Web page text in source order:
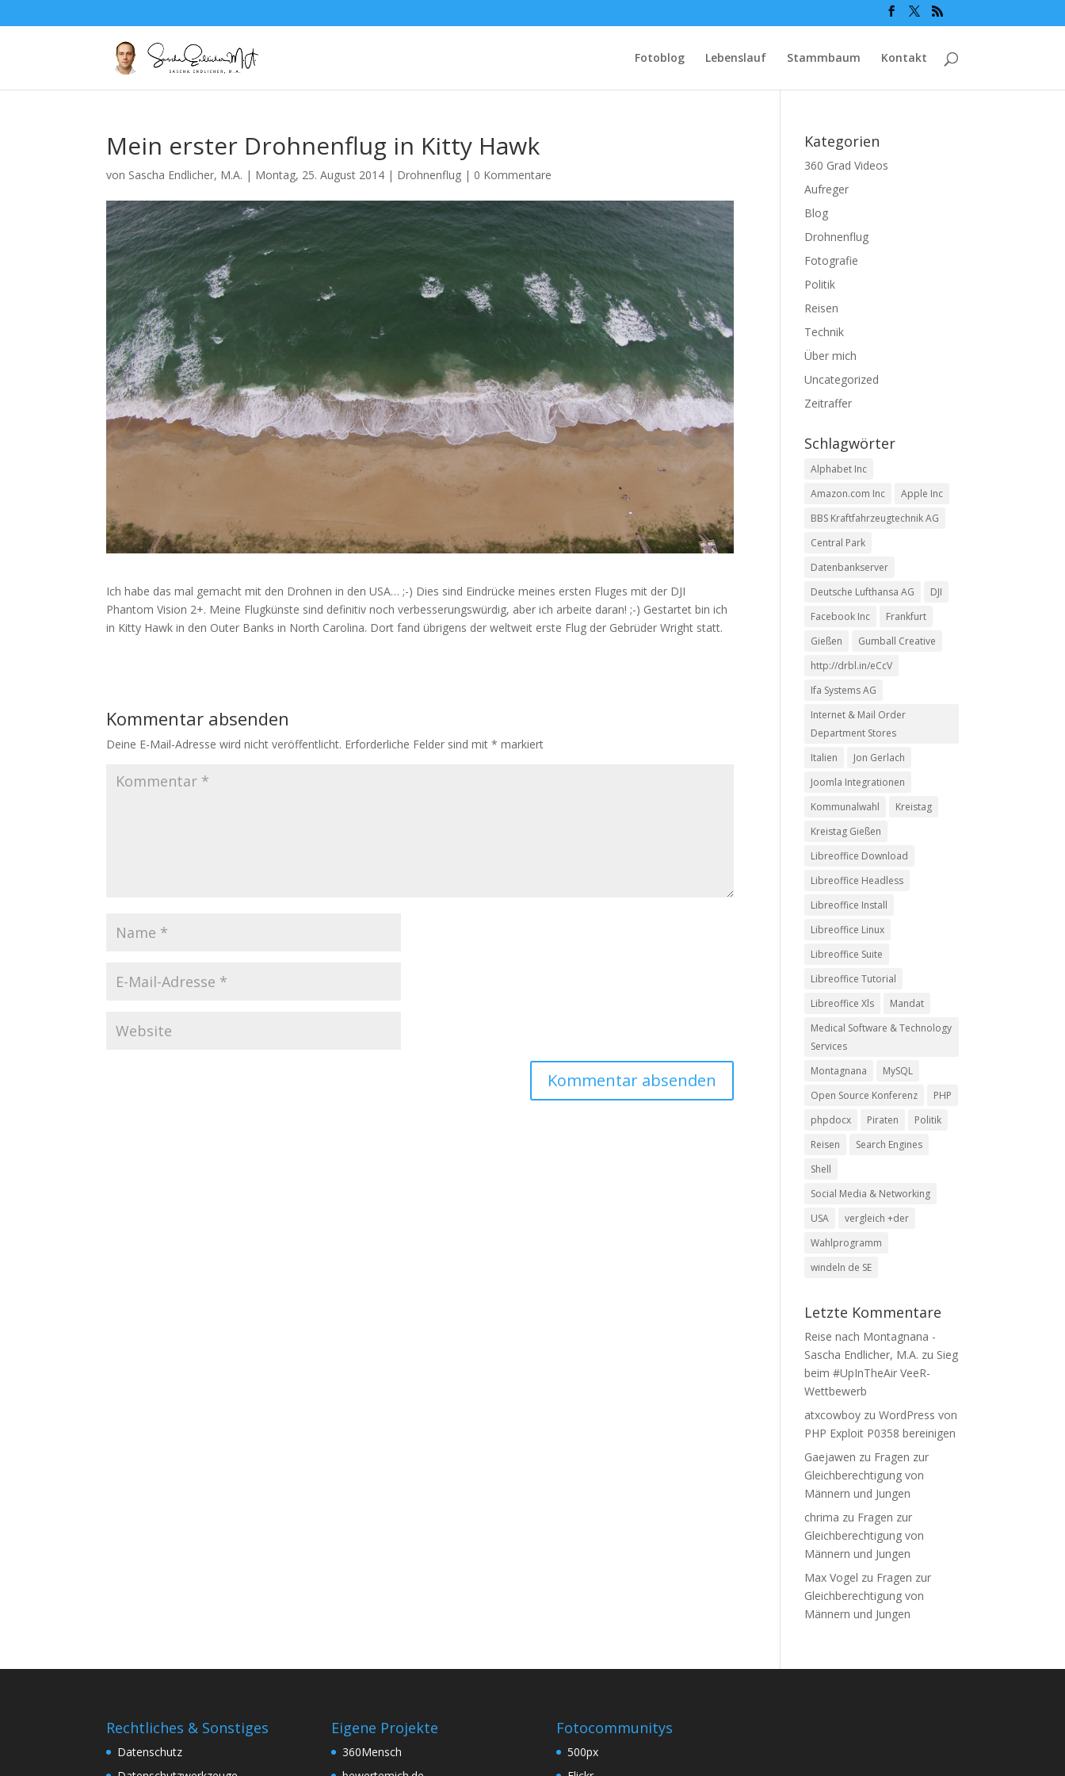
Fotoblog Lebenslauf Stammbaum Kontakt
Mein erster Drohnenflug in Kitty Hawk
von Sascha Endlicher, M.A. | Montag, 25. August 2014 | Drohnenflug | 0 Kommentare
Ich habe das mal gemacht mit den Drohnen in den USA… ;-) Dies sind Eindrücke meines ersten Fluges mit der DJI
Phantom Vision 2+. Meine Flugkünste sind definitiv noch verbesserungswürdig, aber ich arbeite daran! ;-) Gestartet bin ich
in Kitty Hawk in den Outer Banks in North Carolina. Dort fand übrigens der weltweit erste Flug der Gebrüder Wright statt.
Kommentar absenden
Deine E-Mail-Adresse wird nicht veröffentlicht. Erforderliche Felder sind mit* markiert
Kategorien
360 Grad Videos
Aufreger
Blog
Drohnenflug
Fotografie
Politik
Reisen
Technik
Über mich
Uncategorized
Zeitraffer
Schlagwörter
Alphabet Inc
Amazon.com Inc
Apple Inc
BBS Kraftfahrzeugtechnik AG
Central Park
Datenbankserver
Deutsche Lufthansa AG
DJI
Facebook Inc
Frankfurt
Gießen
Gumball Creative
http://drbl.in/eCcV
Ifa Systems AG
Internet & Mail Order
Department Stores
Italien
Jon Gerlach
Joomla Integrationen
Kommunalwahl
Kreistag
Kreistag Gießen
Libreoffice Download
Libreoffice Headless
Libreoffice Install
Libreoffice Linux
Libreoffice Suite
Libreoffice Tutorial
Libreoffice Xls
Mandat
Medical Software & Technology
Services
Montagnana
MySQL
Open Source Konferenz
PHP
phpdocx
Piraten
Politik
Reisen
Search Engines
Shell
Social Media & Networking
USA
vergleich +der
Wahlprogramm
windeln de SE
Letzte Kommentare
Reise nach Montagnana -
Sascha Endlicher, M.A. zu Sieg
beim #UpInTheAir VeeR-
Wettbewerb
atxcowboy zuWordPress von
PHP Exploit P0358 bereinigen
Gaejawen zu Fragen zur
Gleichberechtigung von
Männern und Jungen
chrima zu Fragen zur
Gleichberechtigung von
Männern und Jungen
Max Vogel zu Fragen zur
Gleichberechtigung von
Männern und Jungen
Rechtliches & Sonstiges
Datenschutz
Eigene Projekte
360Mensch
Fotocommunitys
500px